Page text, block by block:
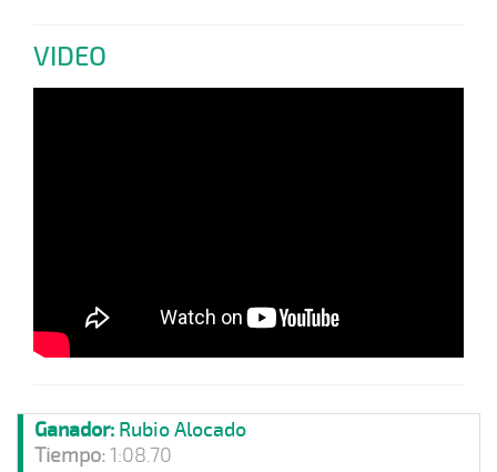
VIDEO
Ganador: Rubio Alocado
Tiempo:1:08.70